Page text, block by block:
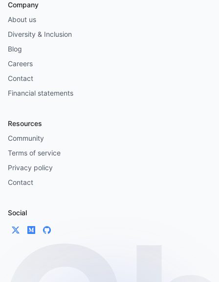
Company
About us
Diversity & Inclusion
Blog
Careers
Contact
Financial statements
Resources
Community
Terms of service
Privacy policy
Contact
Social